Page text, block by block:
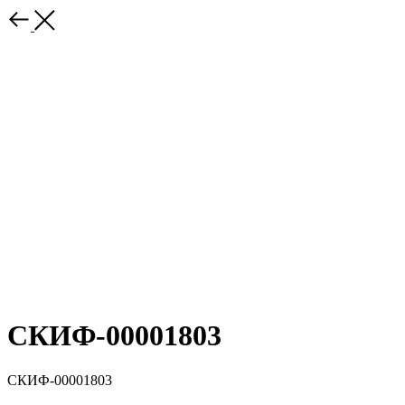
СКИФ-00001803
СКИФ-00001803